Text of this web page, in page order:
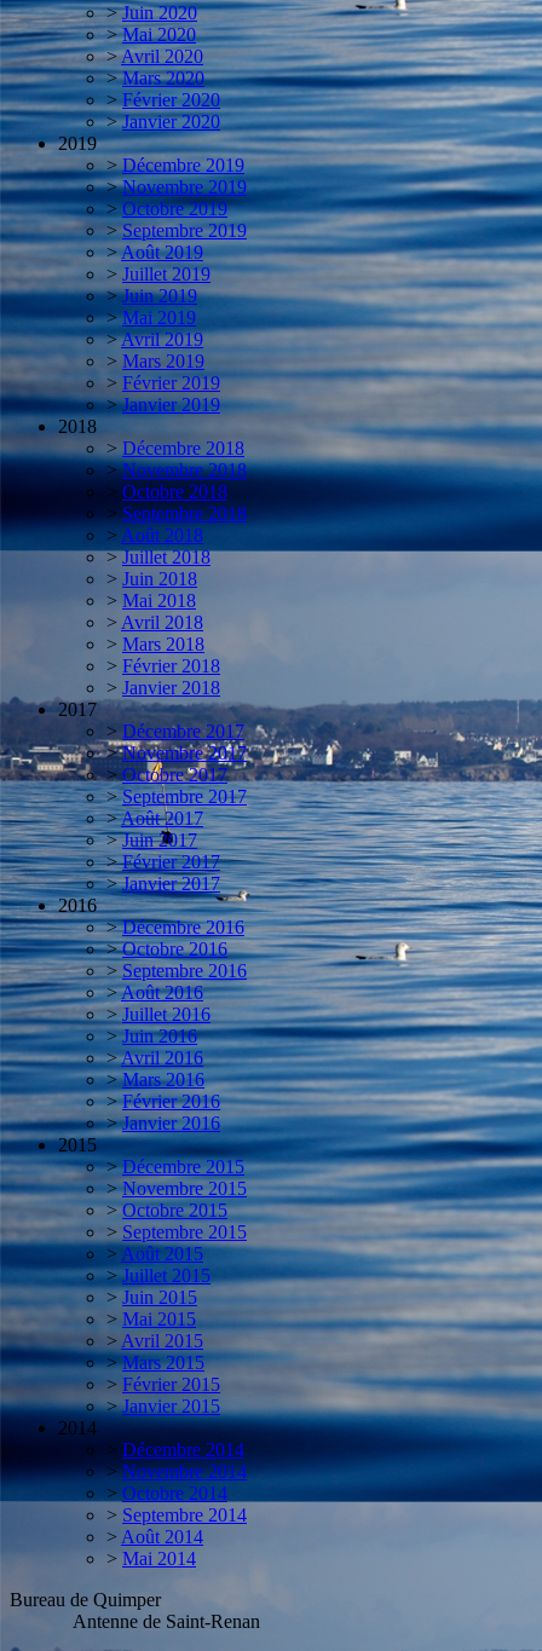
> Juin 2020
> Mai 2020
>Avril 2020
> Mars 2020
> Février 2020
> Janvier 2020
2019
> Décembre 2019
> Novembre 2019
> Octobre 2019
> Septembre 2019
>Août 2019
> Juillet 2019
> Juin 2019
> Mai 2019
>Avril 2019
> Mars 2019
> Février 2019
> Janvier 2019
2018
> Décembre 2018
> Novembre 2018
> Octobre 2018
> Septembre 2018
> Août 2018
> Juillet 2018
> Juin 2018
> Mai 2018
> Avril 2018
> Mars 2018
> Février 2018
> Janvier 2018
2017
> Décembre 2017
> Novembre 2017
> Octobre 2017
> Septembre 2017
>Août 2017
> Juin 2017
> Février 2017
> Janvier 2017
2016
> Décembre 2016
> Octobre 2016
> Septembre 2016
>Août 2016
> Juillet 2016
> Juin 2016
>Avril 2016
> Mars 2016
> Février 2016
> Janvier 2016
2015
> Décembre 2015
> Novembre 2015
> Octobre 2015
> Septembre 2015
> Août 2015
> Juillet 2015
> Juin 2015
> Mai 2015
> Avril 2015
> Mars 2015
> Février 2015
> Janvier 2015
2014
> Décembre 2014
> Novembre 2014
> Octobre 2014
> Septembre 2014
> Août 2014
> Mai 2014
Bureau de Quimper
Antenne de Saint-Renan